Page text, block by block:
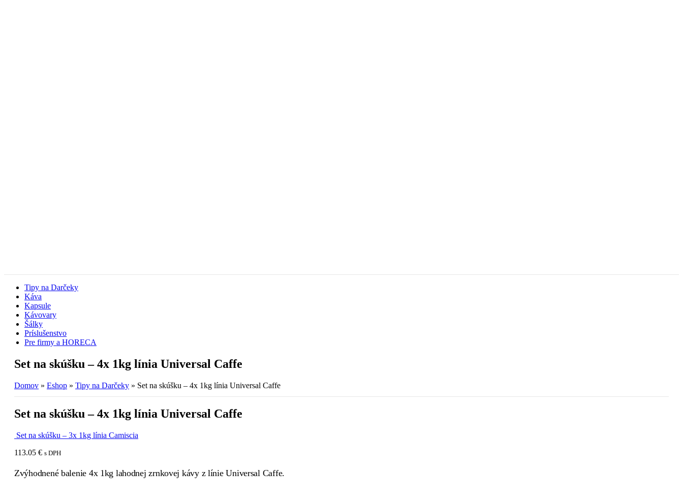
Tipy na Darčeky
Káva
Kapsule
Kávovary
Šálky
Príslušenstvo
Pre firmy a HORECA
Set na skúšku – 4x 1kg línia Universal Caffe
Domov » Eshop » Tipy na Darčeky » Set na skúšku – 4x 1kg línia Universal Caffe
Set na skúšku – 4x 1kg línia Universal Caffe
Set na skúšku – 3x 1kg línia Camiscia
113.05 € s DPH
Zvýhodnené balenie 4x 1kg lahodnej zrnkovej kávy z línie Universal Caffe.